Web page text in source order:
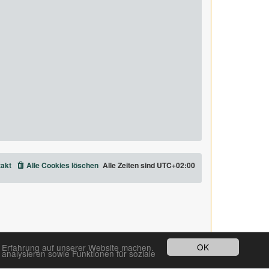
OK
auf unserer Website machen.
sowie Funktionen für soziale
Alle Zeiten sind UTC+02:00
Alle Cookies löschen